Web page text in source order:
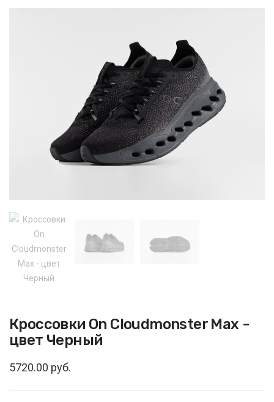
Кроссовки On Cloudmonster Max -
цвет Черный
5720.00 руб.